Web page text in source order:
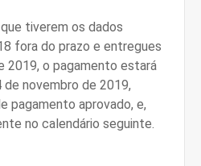
tiverem os dados
fora do prazo e entregues
2019, o pagamento estará
novembro de 2019,
pagamento aprovado, e,
no calendário seguinte.